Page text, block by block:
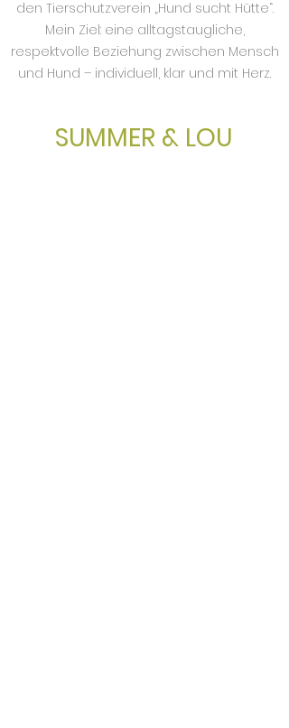
den Tierschutzverein „Hund sucht Hütte“.
Mein Ziel: eine alltagstaugliche,
respektvolle Beziehung zwischen Mensch
und Hund – individuell, klar und mit Herz.
SUMMER & LOU